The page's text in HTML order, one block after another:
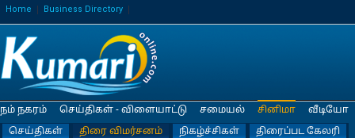
Home Business Directory
நம் நகரம் செய்திகள் - விளையாட்டு சமையல்
சினிமா
செய்திகள்
திரை விமர்சனம் நிகழ்ச்சிகள் திரைப்பட கேலரி
வீடியோ